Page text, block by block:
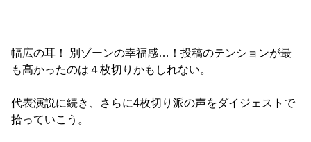
幅広の耳！ 別ゾーンの幸福感…！投稿のテンションが最
も高かったのは４枚切りかもしれない。
代表演説に続き、さらに4枚切り派の声をダイジェストで
拾っていこう。